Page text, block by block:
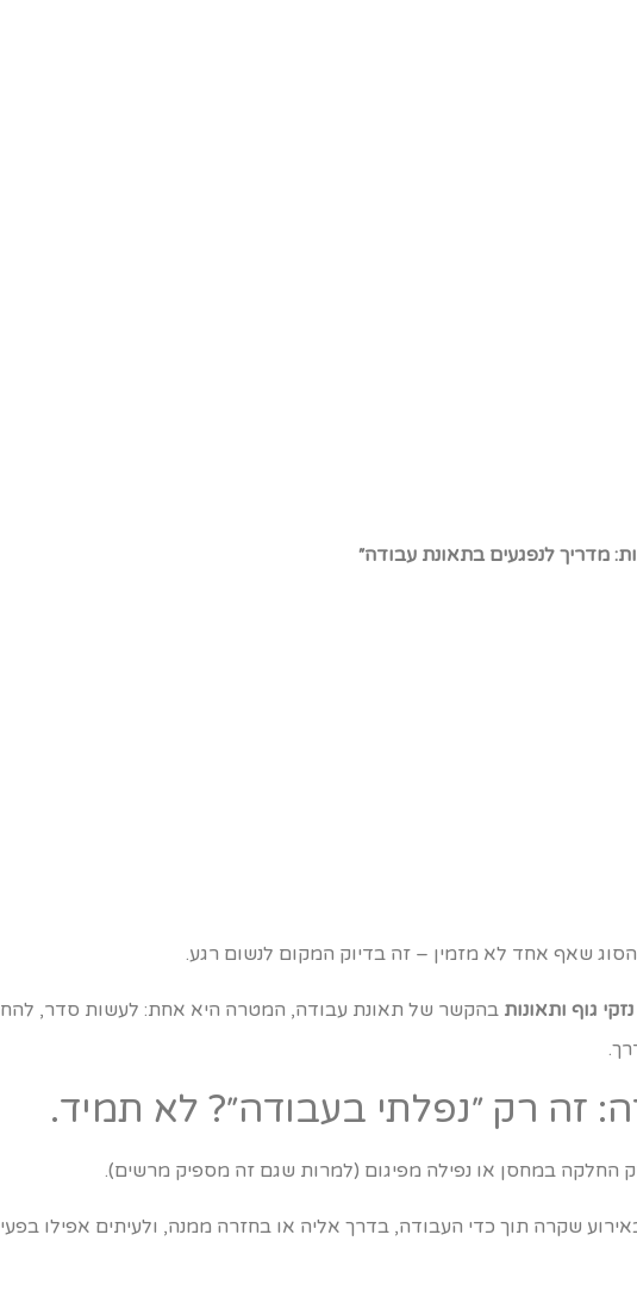
מדריך לנפגעים בתאונת עבודה״
שאף אחד לא מזמין – זה בדיוק המקום לנשום רגע.
גוף ותאונות בהקשר של תאונת עבודה, המטרה היא אחת: לעשות סדר,
זה רק ״נפלתי בעבודה״? לא תמיד.
החלקה במחסן או נפילה מפיגום (למרות שגם זה מספיק מרשים).
שקרה תוך כדי העבודה, בדרך אליה או בחזרה ממנה, ולעיתים אפילו